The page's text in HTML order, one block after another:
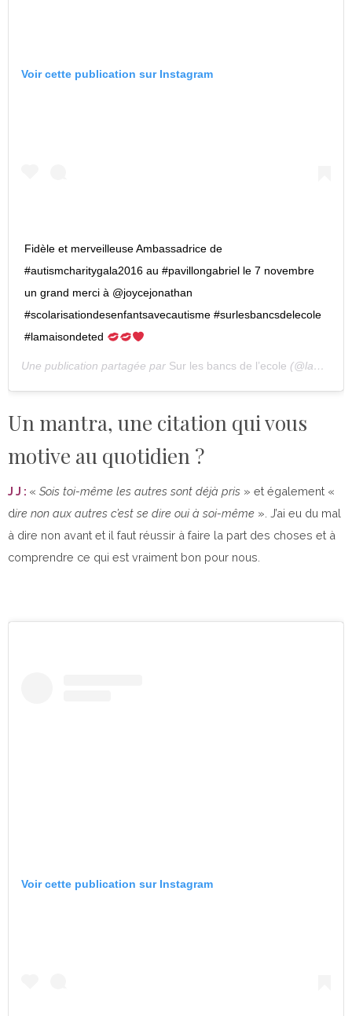
Voir cette publication sur Instagram
Fidèle et merveilleuse Ambassadrice de
#autismcharitygala2016 au #pavillongabriel le 7 novembre
un grand merci à @joycejonathan
#scolarisationdesenfantsavecautisme #surlesbancsdelecole
#lamaisondeted
Une publication partagée par Sur les bancs de l’ecole (@lamaisondeted) le
Un mantra, une citation qui vous
motive au quotidien ?
J J : « Sois toi-même les autres sont déjà pris » et également «
dire non aux autres c’est se dire oui à soi-même ». J’ai eu du mal
à dire non avant et il faut réussir à faire la part des choses et à
comprendre ce qui est vraiment bon pour nous.
Voir cette publication sur Instagram